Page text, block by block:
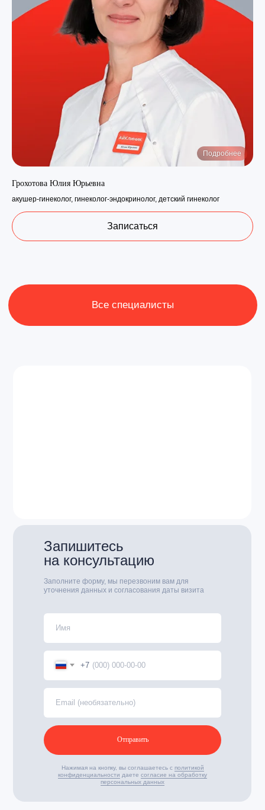
Подробнее
Грохотова Юлия Юрьевна
акушер-гинеколог, гинеколог-эндокринолог, детский гинеколог
Записаться
Нажимая на кнопку, вы соглашаетесь с политикой
конфиденциальности даете согласие на обработку
персональных данных
Заполните форму, мы перезвоним вам для
уточнения данных и согласования даты визита
Запишитесь
на консультацию
+7
Отправить
Стоимость
приема детского
гинеколога в Анапе
Открыть прайс-лист
Широкий спектр медицинских
услуг